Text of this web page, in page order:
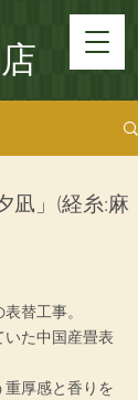
凪」(経糸:麻
替工事。
た中国産畳表
厚感と香りを